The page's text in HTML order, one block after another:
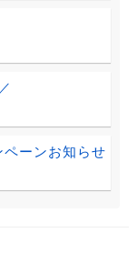
ーンお知らせ